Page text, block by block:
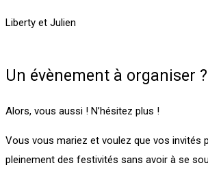
Liberty et Julien
Un évènement à organiser ?
Alors, vous aussi ! N’hésitez plus !
Vous vous mariez et voulez que vos invités
pleinement des festivités sans avoir à se